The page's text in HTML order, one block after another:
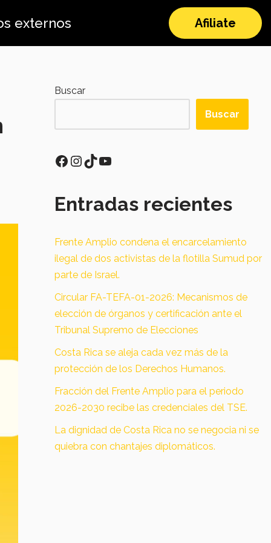
externos Afiliate
Buscar
Buscar
Entradas recientes
Frente Amplio condena el encarcelamiento
ilegal de dos activistas de la flotilla Sumud por
parte de Israel.
Circular FA-TEFA-01-2026: Mecanismos de
elección de órganos y certificación ante el
Tribunal Supremo de Elecciones
Costa Rica se aleja cada vez más de la
protección de los Derechos Humanos.
Fracción del Frente Amplio para el periodo
2026-2030 recibe las credenciales del TSE.
La dignidad de Costa Rica no se negocia ni se
quiebra con chantajes diplomáticos.